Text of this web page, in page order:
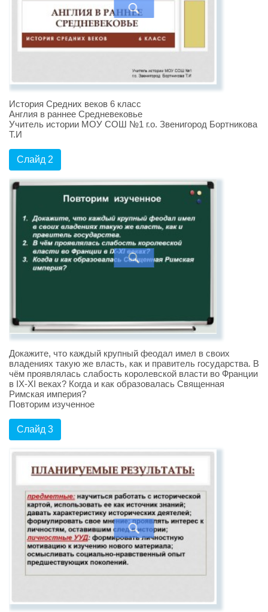
История Средних веков 6 класс
Англия в раннее Средневековье
Учитель истории МОУ СОШ №1 г.о. Звенигород Бортникова
Т.И
Слайд 2
Докажите, что каждый крупный феодал имел в своих
владениях такую же власть, как и правитель государства. В
чём проявлялась слабость королевской власти во Франции
в IX-XI веках? Когда и как образовалась Священная
Римская империя?
Повторим изученное
Слайд 3